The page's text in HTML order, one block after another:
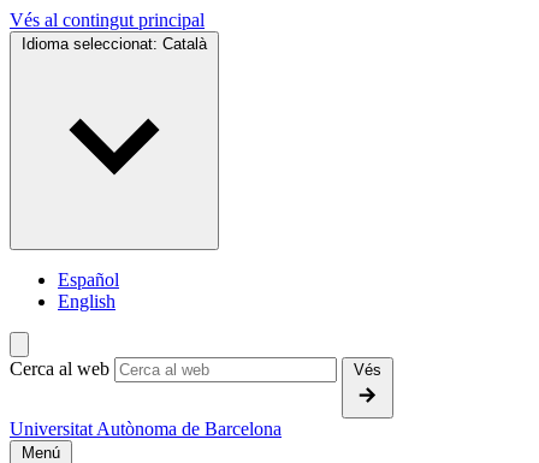
Vés al contingut principal
Idioma seleccionat: Català
Español
English
Cerca al web Vés
Universitat Autònoma de Barcelona
Menú